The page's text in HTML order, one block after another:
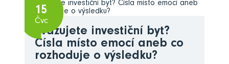
15
Čvc
Zvažujete investiční byt?
Čísla místo emocí aneb co
rozhoduje o výsledku?